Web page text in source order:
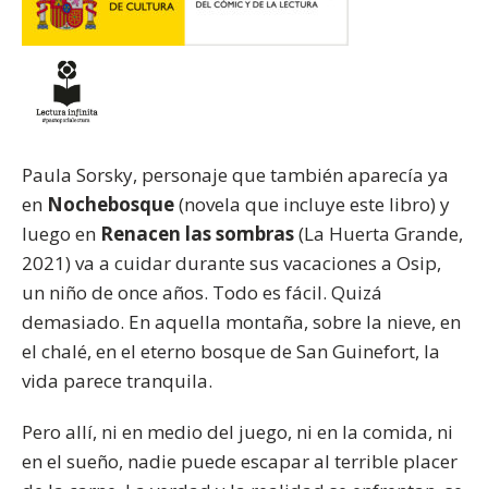
Paula Sorsky, personaje que también aparecía ya
en Nochebosque(novela que incluye este libro) y
luego en Renacen las sombras(La Huerta Grande,
2021) va a cuidar durante sus vacaciones a Osip,
un niño de once años. Todo es fácil. Quizá
demasiado. En aquella montaña, sobre la nieve, en
el chalé, en el eterno bosque de San Guinefort, la
vida parece tranquila.
Pero allí, ni en medio del juego, ni en la comida, ni
en el sueño, nadie puede escapar al terrible placer